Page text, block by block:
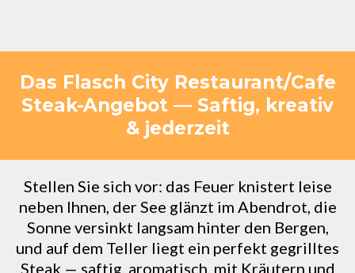
Das Flasch City Restaurant/Cafe
Steak-Angebot — Saftig, kreativ
& jederzeit
Stellen Sie sich vor: das Feuer knistert leise
neben Ihnen, der See glänzt im Abendrot, die
Sonne versinkt langsam hinter den Bergen,
und auf dem Teller liegt ein perfekt gegrilltes
Steak — saftig, aromatisch, mit Kräutern und